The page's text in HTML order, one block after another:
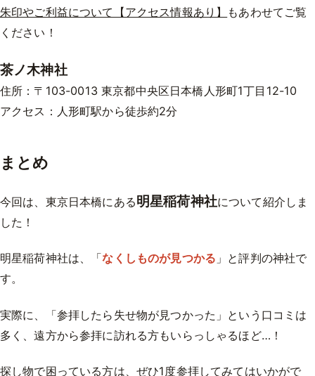
朱印やご利益について【アクセス情報あり】
もあわせてご覧
ください！
茶ノ木神社
住所：〒103-0013 東京都中央区日本橋人形町1丁目12-10
アクセス：人形町駅から徒歩約2分
まとめ
今回は、東京日本橋にある明星稲荷神社について紹介しま
した！
明星稲荷神社は、「なくしものが見つかる 」と評判の神社で
す。
実際に、「参拝したら失せ物が見つかった」という口コミは
多く、遠方から参拝に訪れる方もいらっしゃるほど…！
探し物で困っている方は、ぜひ1度参拝してみてはいかがで